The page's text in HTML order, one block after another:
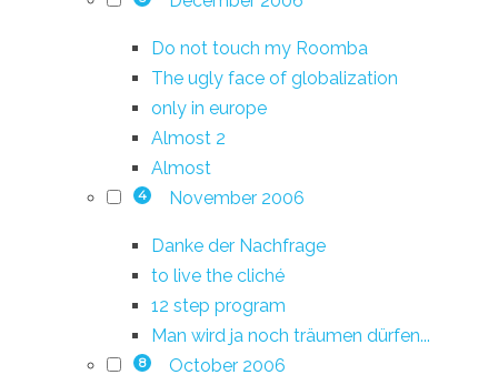
Do not touch my Roomba
The ugly face of globalization
only in europe
Almost 2
Almost
4 November 2006
Danke der Nachfrage
to live the cliché
12 step program
Man wird ja noch träumen dürfen...
8 October 2006